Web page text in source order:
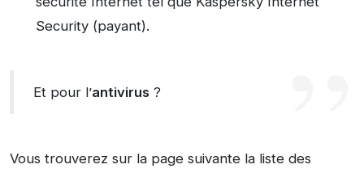
Security (payant).
Et pour l’antivirus ?
Vous trouverez sur la page suivante la liste des